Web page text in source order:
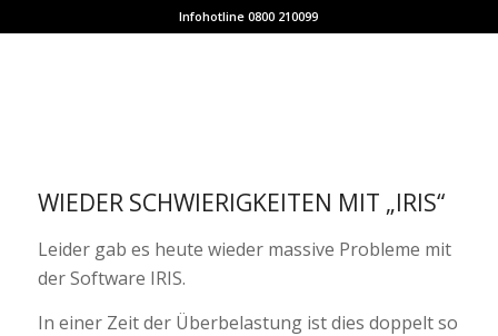
Infohotline 0800 210099
WIEDER SCHWIERIGKEITEN MIT „IRIS“
Leider gab es heute wieder massive Probleme mit
der Software IRIS.
In einer Zeit der Überbelastung ist dies doppelt so